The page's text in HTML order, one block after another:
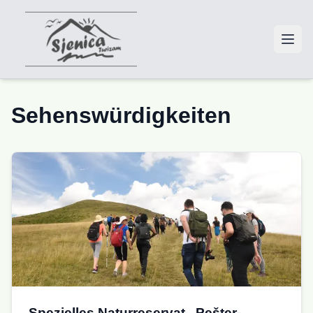
Sehenswürdigkeiten